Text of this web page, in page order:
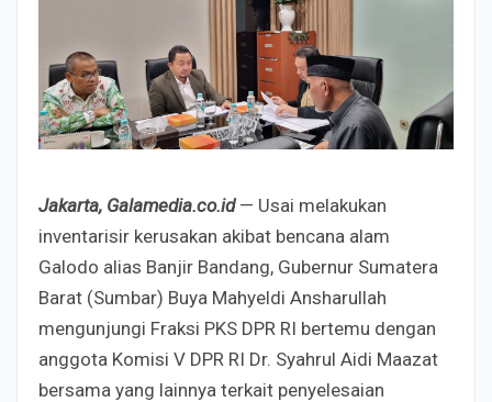
Jakarta, Galamedia.co.id— Usai melakukan
inventarisir kerusakan akibat bencana alam
Galodo alias Banjir Bandang, Gubernur Sumatera
Barat (Sumbar) Buya Mahyeldi Ansharullah
mengunjungi Fraksi PKS DPR RI bertemu dengan
anggota Komisi V DPR RI Dr. Syahrul Aidi Maazat
bersama yang lainnya terkait penyelesaian